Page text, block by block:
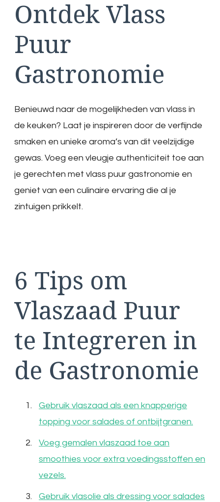
Ontdek Vlass
Puur
Gastronomie
Benieuwd naar de mogelijkheden van vlass in
de keuken? Laat je inspireren door de verfijnde
smaken en unieke aroma’s van dit veelzijdige
gewas. Voeg een vleugje authenticiteit toe aan
je gerechten met vlass puur gastronomie en
geniet van een culinaire ervaring die al je
zintuigen prikkelt.
6 Tips om
Vlaszaad Puur
te Integreren in
de Gastronomie
Gebruik vlaszaad als een knapperige
topping voor salades of ontbijtgranen.
Voeg gemalen vlaszaad toe aan
smoothies voor extra voedingsstoffen en
vezels.
Gebruik vlasolie als dressing voor salades